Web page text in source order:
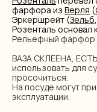
фарфора из Верля (
Эркершрейт (Зельб,
Розенталь основал
Рельефный фарфор.
ВАЗА СКЛЕЕНА,
использовать для
просочиться.
На посуде могут
эксплуатации.